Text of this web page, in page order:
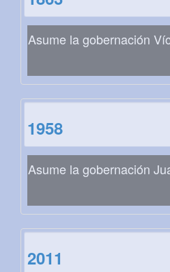
Asume la gobernación
1958
Asume la gobernación
2011